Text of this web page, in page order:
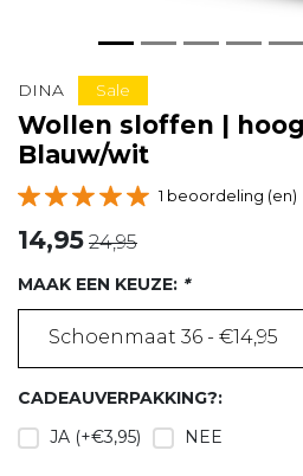
DINA Sale
Wollen sloffen |
Blauw/wit
1 beoordeling (en)
14,95 24,95
MAAK EEN KEUZE: *
Schoenmaat 36 - €14,95
CADEAUVERPAKKING?:
JA (+€3,95)
NEE